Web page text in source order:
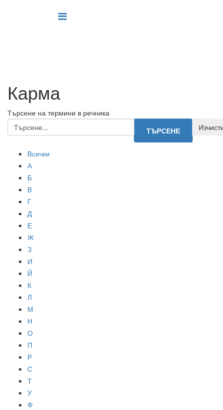
Карма
Търсене на термини в речника
Всички
А
Б
В
Г
Д
Е
Ж
З
И
Й
К
Л
М
Н
О
П
Р
С
Т
У
Ф